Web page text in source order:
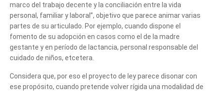
marco del trabajo decente y la conciliación entre la vida
personal, familiar y laboral”, objetivo que parece animar varias
partes de su articulado. Por ejemplo, cuando dispone el
fomento de su adopción en casos como el de la madre
gestante y en período de lactancia, personal responsable del
cuidado de niños, etcetera.
Considera que, por eso el proyecto de ley parece disonar con
ese propósito, cuando pretende volver rígida una modalidad de